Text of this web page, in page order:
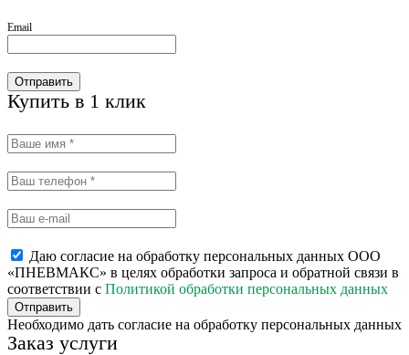
Email
Отправить
Купить в 1 клик
Даю согласие на обработку персональных данных ООО
«ПНЕВМАКС» в целях обработки запроса и обратной связи в
соответствии с Политикой обработки персональных данных
Отправить
Необходимо дать согласие на обработку персональных данных
Заказ услуги